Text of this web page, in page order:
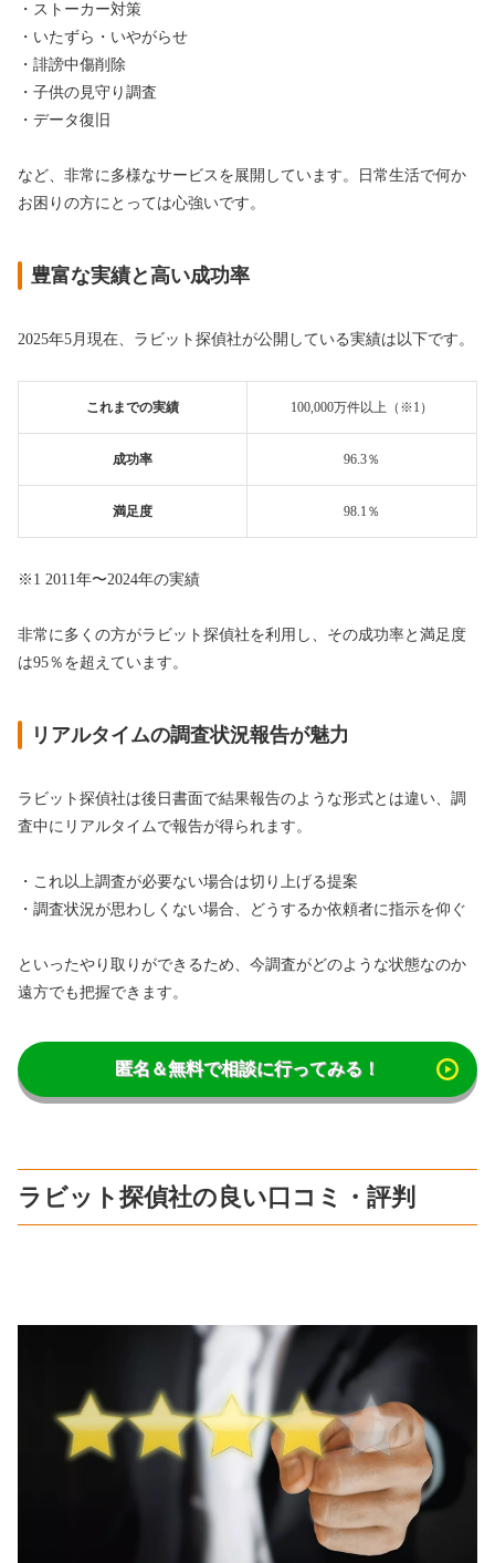
・ストーカー対策
・いたずら・いやがらせ
・誹謗中傷削除
・子供の見守り調査
・データ復旧
など、非常に多様なサービスを展開しています。日常生活で何か
お困りの方にとっては心強いです。
豊富な実績と高い成功率
2025年5月現在、ラビット探偵社が公開している実績は以下です。
これまでの実績 100,000万件以上（※1）
成功率 96.3％
満足度 98.1％
※1 2011年〜2024年の実績
非常に多くの方がラビット探偵社を利用し、その成功率と満足度
は95％を超えています。
リアルタイムの調査状況報告が魅力
ラビット探偵社は後日書面で結果報告のような形式とは違い、調
査中にリアルタイムで報告が得られます。
・これ以上調査が必要ない場合は切り上げる提案
・調査状況が思わしくない場合、どうするか依頼者に指示を仰ぐ
といったやり取りができるため、今調査がどのような状態なのか
遠方でも把握できます。
匿名＆無料で相談に行ってみる！
ラビット探偵社の良い口コミ・評判